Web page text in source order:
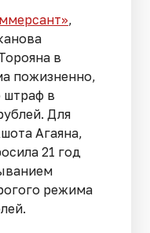
,
в
пожизненно,
штраф в
Для
Агаяна,
21 год
режима